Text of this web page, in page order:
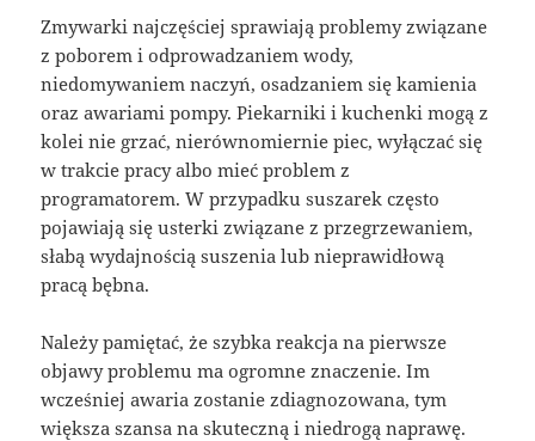
Zmywarki najczęściej sprawiają problemy związane
z poborem i odprowadzaniem wody,
niedomywaniem naczyń, osadzaniem się kamienia
oraz awariami pompy. Piekarniki i kuchenki mogą z
kolei nie grzać, nierównomiernie piec, wyłączać się
w trakcie pracy albo mieć problem z
programatorem. W przypadku suszarek często
pojawiają się usterki związane z przegrzewaniem,
słabą wydajnością suszenia lub nieprawidłową
pracą bębna.
Należy pamiętać, że szybka reakcja na pierwsze
objawy problemu ma ogromne znaczenie. Im
wcześniej awaria zostanie zdiagnozowana, tym
większa szansa na skuteczną i niedrogą naprawę.